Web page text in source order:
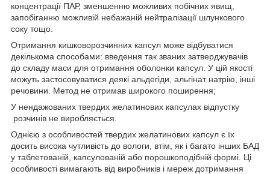
концентрації ПАР, зменшенню можливих побічних явищ,
запобіганню можливій небажаній нейтралізації шлункового
соку тощо.
Отримання кишковорозчинних капсул може відбуватися
декількома способами: введення так званих затверджувачів
до складу маси для отримання оболонки капсул. У цій якості
можуть застосовуватися деякі альдегіди, альгінат натрію, інші
речовини. Метод не отримав широкого поширення;
У нендажованих твердих желатинових капсулах відпустку
розчинів не виробляється.
Однією з особливостей твердих желатинових капсул є їх
досить висока чутливість до вологи, втім, як і багато інших БАД
у таблетованій, капсулованій або порошкоподібній формі. Ці
особливості вимагають від виробників і мереж дотримання